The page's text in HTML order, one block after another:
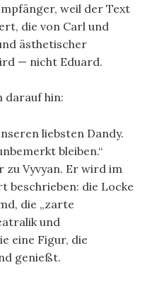
weil der Text
die von Carl und
ästhetischer
— nicht Eduard.
darauf hin:
liebsten Dandy.
bleiben.“
zu Vyvyan. Er wird im
beschrieben: die Locke
die „zarte
und
eine Figur, die
genießt.